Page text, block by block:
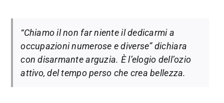
“Chiamo il non far niente il dedicarmi a
occupazioni numerose e diverse” dichiara
con disarmante arguzia. È l’elogio dell’ozio
attivo, del tempo perso che crea bellezza.